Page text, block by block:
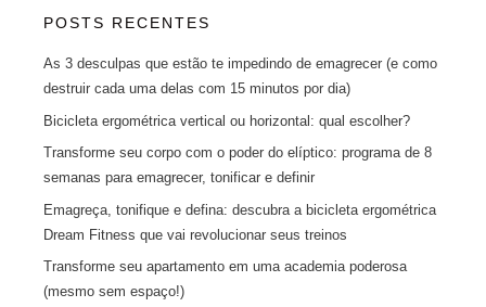
POSTS RECENTES
As 3 desculpas que estão te impedindo de emagrecer (e como
destruir cada uma delas com 15 minutos por dia)
Bicicleta ergométrica vertical ou horizontal: qual escolher?
Transforme seu corpo com o poder do elíptico: programa de 8
semanas para emagrecer, tonificar e definir
Emagreça, tonifique e defina: descubra a bicicleta ergométrica
Dream Fitness que vai revolucionar seus treinos
Transforme seu apartamento em uma academia poderosa
(mesmo sem espaço!)